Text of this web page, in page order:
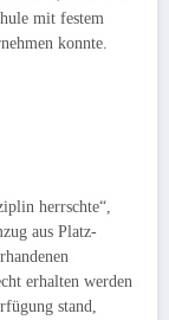
mit festem
konnte.
herrschte“,
aus Platz­
er­halten werden
stand,